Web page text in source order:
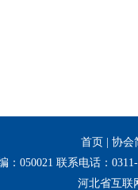
首页
协会
050021 联系电话：
河北省互联